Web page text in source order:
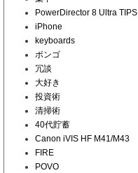
PowerDirector 8 Ultra TIPS
iPhone
keyboards
ボンゴ
冗談
大好き
投資術
清掃術
40代貯蓄
Canon iVIS HF M41/M43
FIRE
POVO